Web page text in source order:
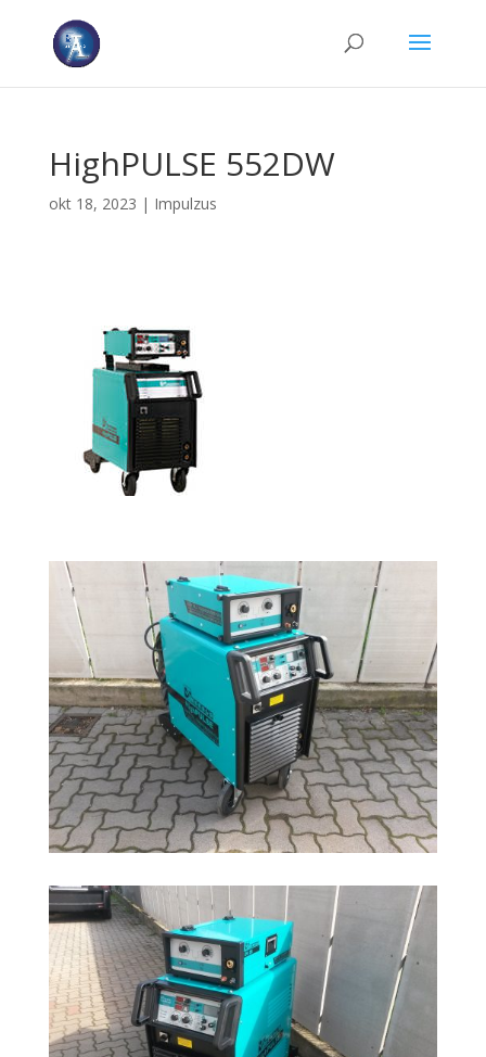
HighPULSE 552DW
okt 18, 2023 | Impulzus